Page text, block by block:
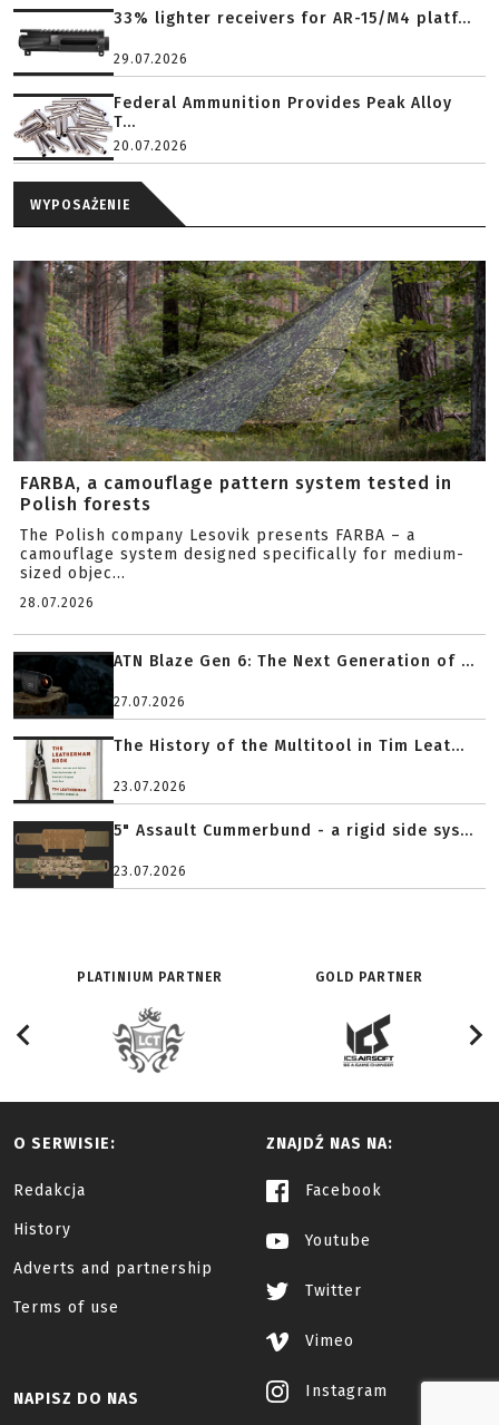
33% lighter receivers for AR-15/M4 platf...
29.07.2026
Federal Ammunition Provides Peak Alloy
T...
20.07.2026
WYPOSAŻENIE
FARBA, a camouflage pattern system tested in
Polish forests
The Polish company Lesovik presents FARBA – a
camouflage system designed specifically for medium-
sized objec...
28.07.2026
ATN Blaze Gen 6: The Next Generation of ...
27.07.2026
The History of the Multitool in Tim Leat...
23.07.2026
5" Assault Cummerbund - a rigid side sys...
23.07.2026
PLATINIUM PARTNER GOLD PARTNER
O SERWISIE:
Redakcja
History
Adverts and partnership
Terms of use
ZNAJDŹ NAS NA:
Facebook
Youtube
Twitter
Vimeo
Instagram
NAPISZ DO NAS